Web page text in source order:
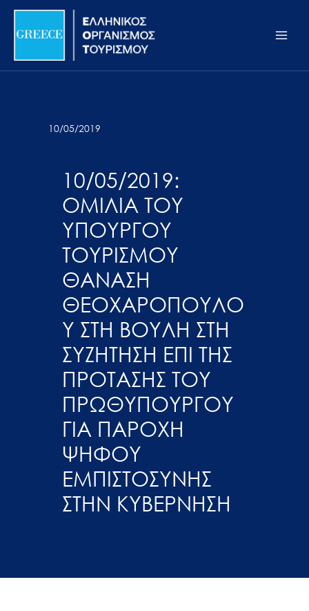
Σημείωση:
ιστότοπος
προσβασιμότητας.
Μετάβαση
περιεχόμενο
10/05/2019
10/05/2019:
ΟΜΙΛΙΑ ΤΟΥ
ΥΠΟΥΡΓΟΥ
ΤΟΥΡΙΣΜΟΥ
ΘΑΝΑΣΗ
ΘΕΟΧΑΡΟΠΟΥΛΟ
Υ ΣΤΗ ΒΟΥΛΗ ΣΤΗ
ΣΥΖΗΤΗΣΗ ΕΠΙ ΤΗΣ
ΠΡΟΤΑΣΗΣ ΤΟΥ
ΠΡΩΘΥΠΟΥΡΓΟΥ
ΓΙΑ ΠΑΡΟΧΗ
ΨΗΦΟΥ
ΕΜΠΙΣΤΟΣΥΝΗΣ
ΣΤΗΝ ΚΥΒΕΡΝΗΣΗ